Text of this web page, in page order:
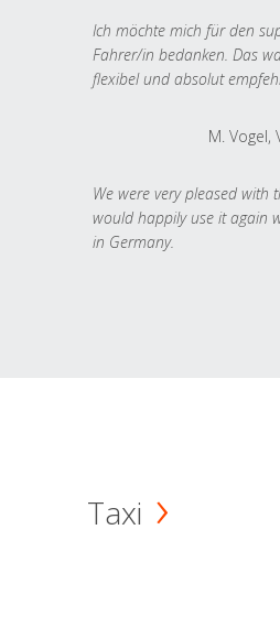
Ich möchte mich für den
Fahrer/in bedanken. Das
flexibel und absolut
M. Vogel,
We were very pleased with
would happily use it again
in Germany.
Taxi